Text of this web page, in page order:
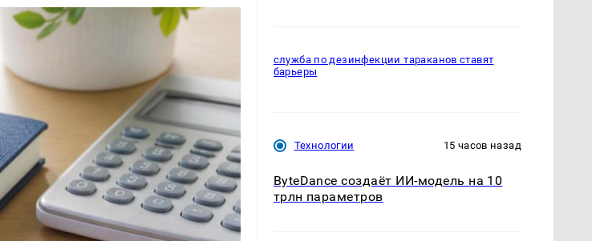
служба по дезинфекции тараканов ставят
барьеры
Технологии 15 часов назад
ByteDance создаёт ИИ-модель на 10
трлн параметров